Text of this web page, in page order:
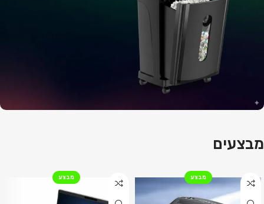
לפרטים
מבצעים
מבצע מבצע